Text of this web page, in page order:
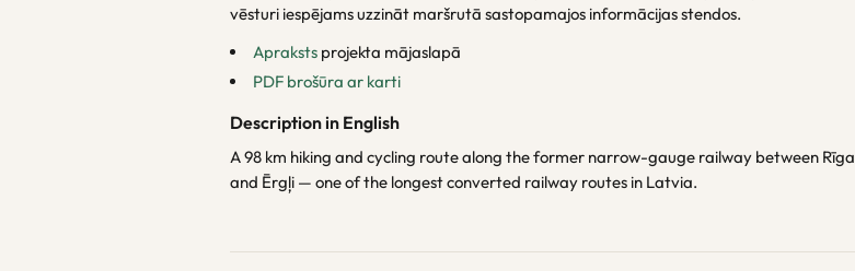
vēsturi iespējams uzzināt maršrutā sastopamajos informācijas stendos.
Apraksts projekta mājaslapā
PDF brošūra ar karti
Description in English
A 98 km hiking and cycling route along the former narrow-gauge railway between Rīga
and Ērgļi — one of the longest converted railway routes in Latvia.